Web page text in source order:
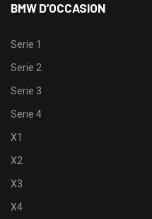
BMW D’OCCASION
Serie 1
Serie 2
Serie 3
Serie 4
X1
X2
X3
X4